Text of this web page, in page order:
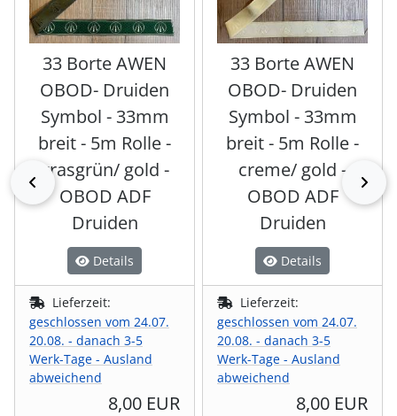
zurück
33 Borte AWEN
OBOD- Druiden
Symbol - 33mm
breit - 5m Rolle -
grasgrün/ gold -
OBOD ADF
Druiden
Details
Lieferzeit:
geschlossen vom 24.07.
20.08. - danach 3-5
Werk-Tage - Ausland
abweichend
8,00 EUR
33 Borte AWEN
OBOD- Druiden
Symbol - 33mm
breit - 5m Rolle -
creme/ gold -
OBOD ADF
Druiden
Details
Lieferzeit:
geschlossen vom 24.07.
20.08. - danach 3-5
Werk-Tage - Ausland
abweichend
8,00 EUR